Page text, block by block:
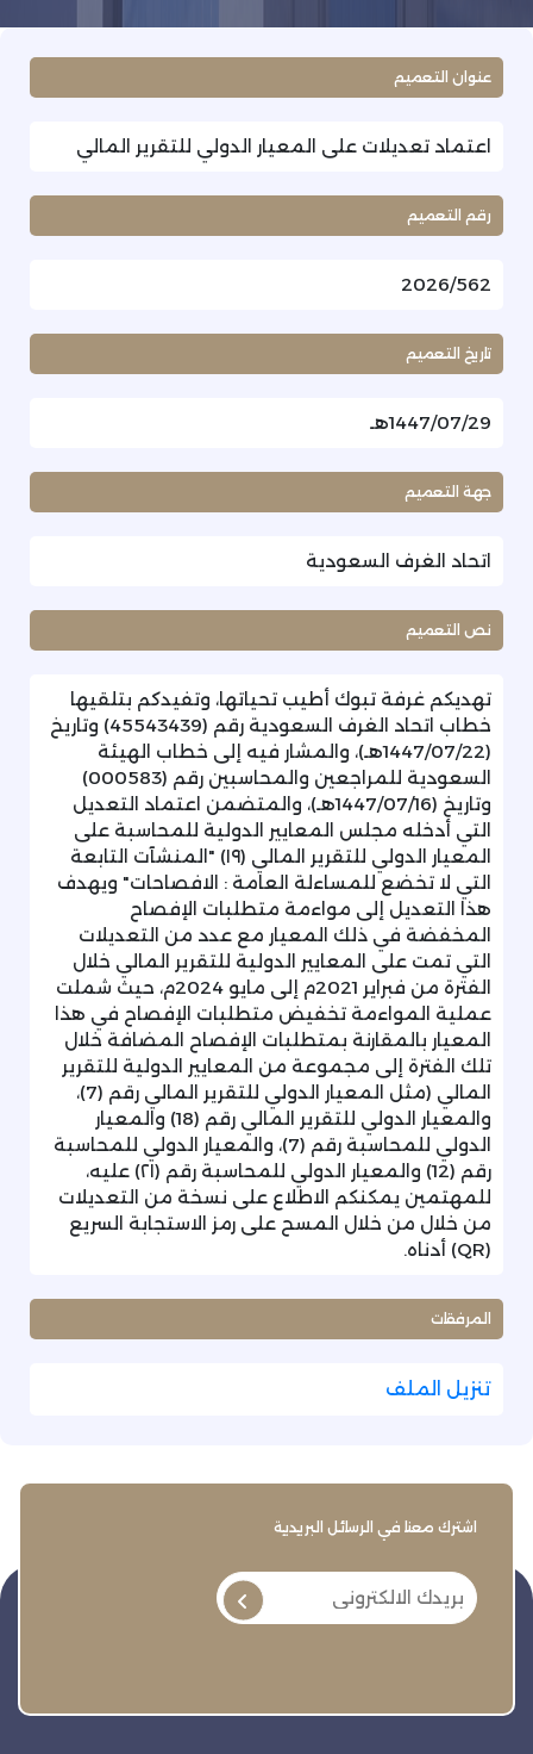
عنوان التعميم
اعتماد تعديلات على المعيار الدولي للتقرير المالي
رقم التعميم
2026/562
تاريخ التعميم
1447/07/29هـ
جهة التعميم
اتحاد الغرف السعودية
نص التعميم
تهديكم غرفة تبوك أطيب تحياتها، وتفيدكم بتلقيها
خطاب اتحاد الغرف السعودية رقم (45543439) وتاريخ
(1447/07/22هـ)، والمشار فيه إلى خطاب الهيئة
السعودية للمراجعين والمحاسبين رقم (000583)
وتاريخ (1447/07/16هـ)، والمتضمن اعتماد التعديل
التي أدخله مجلس المعايير الدولية للمحاسبة على
المعيار الدولي للتقرير المالي (۱۹) "المنشآت التابعة
التي لا تخضع للمساءلة العامة : الافصاحات" ويهدف
هذا التعديل إلى مواءمة متطلبات الإفصاح
المخفضة في ذلك المعيار مع عدد من التعديلات
التي تمت على المعايير الدولية للتقرير المالي خلال
الفترة من فبراير 2021م إلى مايو 2024م، حيث شملت
عملية المواءمة تخفيض متطلبات الإفصاح في هذا
المعيار بالمقارنة بمتطلبات الإفصاح المضافة خلال
تلك الفترة إلى مجموعة من المعايير الدولية للتقرير
المالي (مثل المعيار الدولي للتقرير المالي رقم (7)،
والمعيار الدولي للتقرير المالي رقم (18) والمعيار
الدولي للمحاسبة رقم (7)، والمعيار الدولي للمحاسبة
رقم (12) والمعيار الدولي للمحاسبة رقم (٢١) عليه،
للمهتمين يمكنكم الاطلاع على نسخة من التعديلات
من خلال من خلال المسح على رمز الاستجابة السريع
(QR) أدناه.
المرفقات
تنزيل الملف
اشترك معنا في الرسائل البريدية